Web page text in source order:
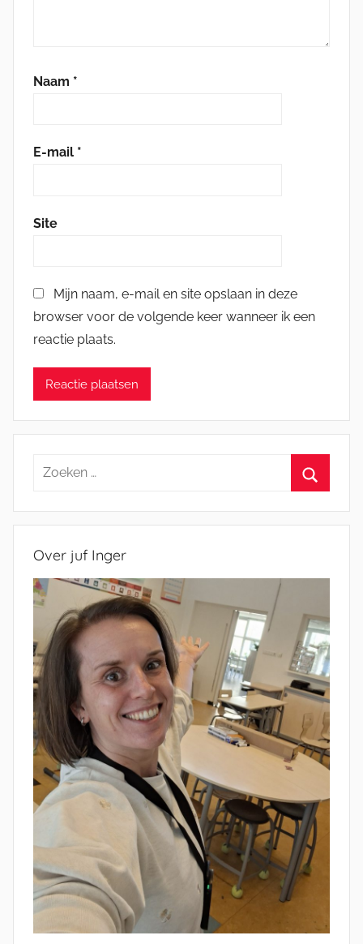
Naam *
E-mail *
Site
Mijn naam, e-mail en site opslaan in deze
browser voor de volgende keer wanneer ik een
reactie plaats.
Zoeken
Over juf Inger